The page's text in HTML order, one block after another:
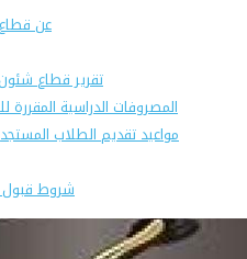
عن
تقرير قطاع
المصروفات الدراسية
مواعيد تقديم الطلاب
شروط قبول
للحصول على البريد